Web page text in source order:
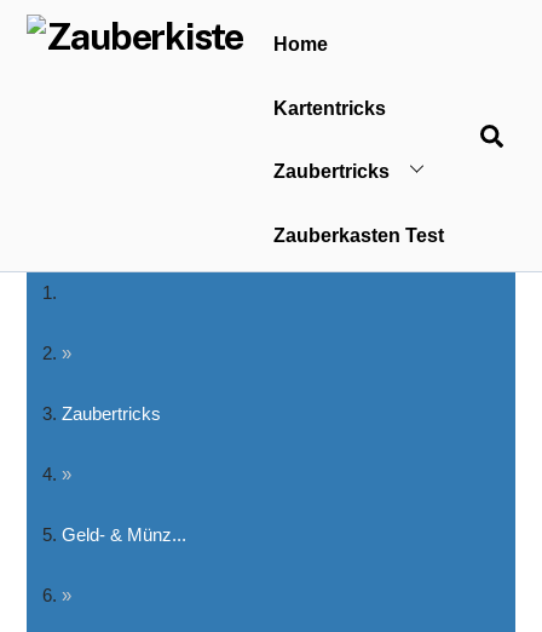
Skip
Home
Kartentricks
Zaubertricks
Zauberkasten Test
»
Zaubertricks
»
Geld- & Münz...
»